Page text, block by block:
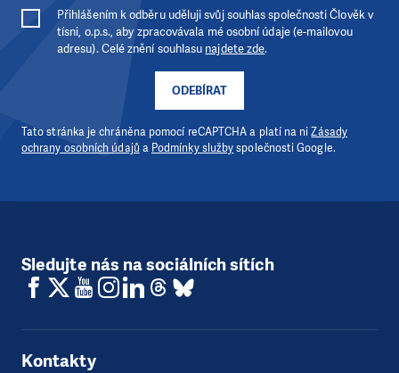
ODEBÍRAT
Přihlášením k odběru uděluji svůj souhlas společnosti Člověk v
tísni, o.p.s., aby zpracovávala mé osobní údaje (e-mailovou
adresu). Celé znění souhlasu najdete zde.
Tato stránka je chráněna pomocí reCAPTCHA a platí na niZásady
ochrany osobních údajů a Podmínky službyspolečnosti Google.
Sledujte nás na sociálních sítích
Kontakty